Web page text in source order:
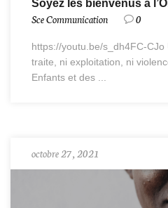
Soyez les bienvenus à
Sce Communication 0
https://youtu.be/s_dh4FC-
traite, ni exploitation, ni
Enfants et des ...
octobre 27, 2021